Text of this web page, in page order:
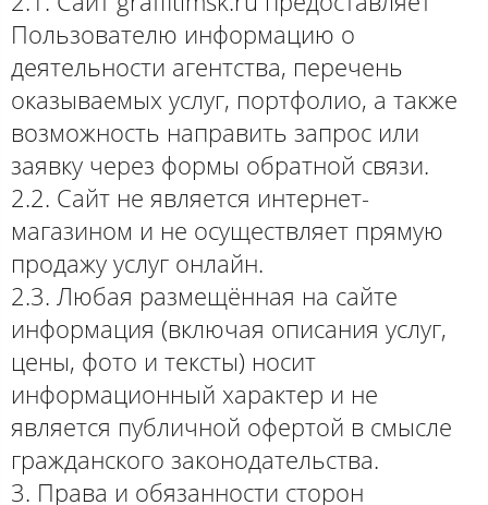
Пользователю информацию о
деятельности агентства, перечень
оказываемых услуг, портфолио, а также
возможность направить запрос или
заявку через формы обратной связи.
2.2. Сайт не является интернет-
магазином и не осуществляет прямую
продажу услуг онлайн.
2.3. Любая размещённая на сайте
информация (включая описания услуг,
цены, фото и тексты) носит
информационный характер и не
является публичной офертой в смысле
гражданского законодательства.
3. Права и обязанности сторон